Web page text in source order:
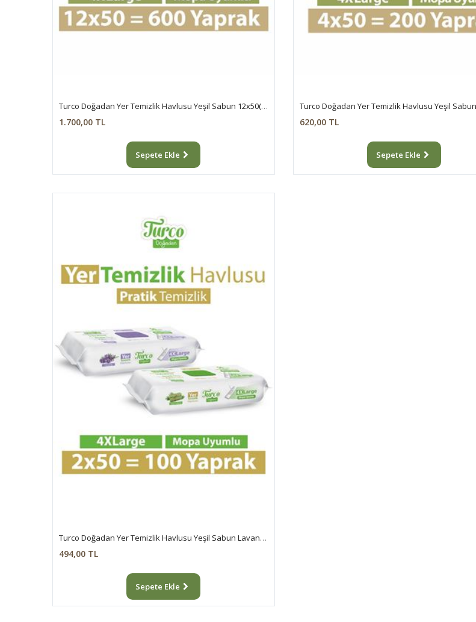
Turco Doğadan Yer Temizlik Havlusu Yeşil Sabun 12x50(600 Yaprak)
1.700,00 TL
Sepete Ekle
620,00 TL
Sepete Ekle
Turco Doğadan Yer Temizlik Havlusu Yeşil Sabun Lavanta 2X50
494,00 TL
Sepete Ekle